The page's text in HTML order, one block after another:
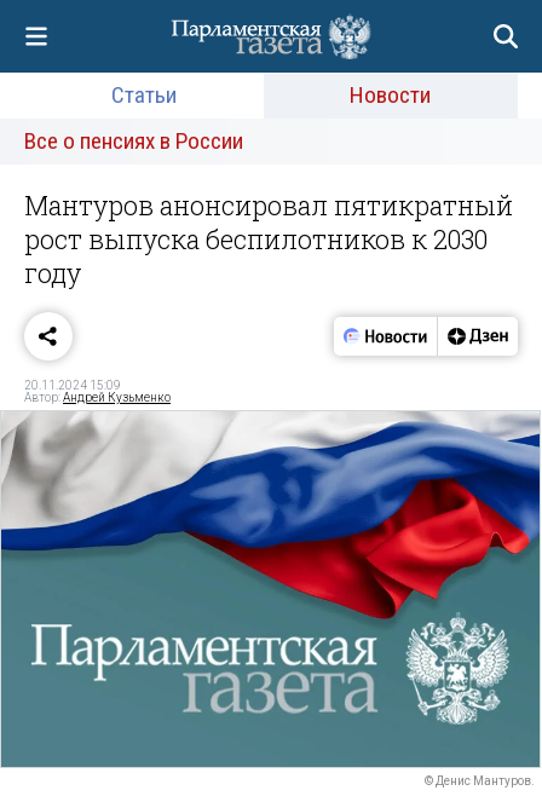
Статьи
Новости
Все о пенсиях в России
Мантуров анонсировал пятикратный
рост выпуска беспилотников к 2030
году
20.11.2024 15:09
Автор:Андрей Кузьменко
© Денис Мантуров.